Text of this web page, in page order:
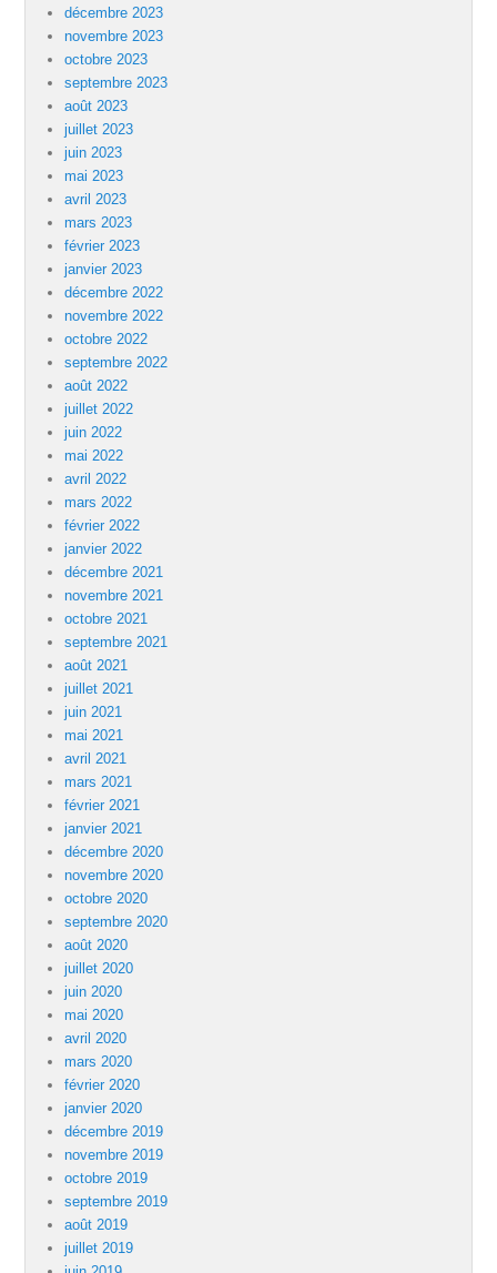
décembre 2023
novembre 2023
octobre 2023
septembre 2023
août 2023
juillet 2023
juin 2023
mai 2023
avril 2023
mars 2023
février 2023
janvier 2023
décembre 2022
novembre 2022
octobre 2022
septembre 2022
août 2022
juillet 2022
juin 2022
mai 2022
avril 2022
mars 2022
février 2022
janvier 2022
décembre 2021
novembre 2021
octobre 2021
septembre 2021
août 2021
juillet 2021
juin 2021
mai 2021
avril 2021
mars 2021
février 2021
janvier 2021
décembre 2020
novembre 2020
octobre 2020
septembre 2020
août 2020
juillet 2020
juin 2020
mai 2020
avril 2020
mars 2020
février 2020
janvier 2020
décembre 2019
novembre 2019
octobre 2019
septembre 2019
août 2019
juillet 2019